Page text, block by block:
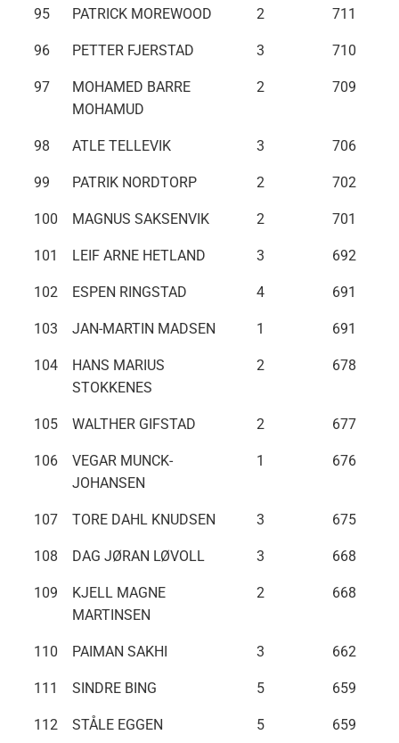
95 PATRICK MOREWOOD 2 711
96 PETTER FJERSTAD 3 710
97
MOHAMED BARRE
MOHAMUD
2 709
98 ATLE TELLEVIK 3 706
99 PATRIK NORDTORP 2 702
100 MAGNUS SAKSENVIK 2 701
101 LEIF ARNE HETLAND 3 692
102 ESPEN RINGSTAD 4 691
103 JAN-MARTIN MADSEN 1 691
104
HANS MARIUS
STOKKENES
2 678
105 WALTHER GIFSTAD 2 677
106
VEGAR MUNCK-
JOHANSEN
1 676
107 TORE DAHL KNUDSEN 3 675
108 DAG JØRAN LØVOLL 3 668
109
KJELL MAGNE
MARTINSEN
2 668
110 PAIMAN SAKHI 3 662
111 SINDRE BING 5 659
112 STÅLE EGGEN 5 659